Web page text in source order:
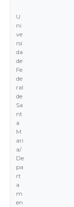
U
ni
ve
rsi
da
de
Fe
de
ral
de
Sa
nt
a
M
ari
a/
De
pa
rt
a
m
en